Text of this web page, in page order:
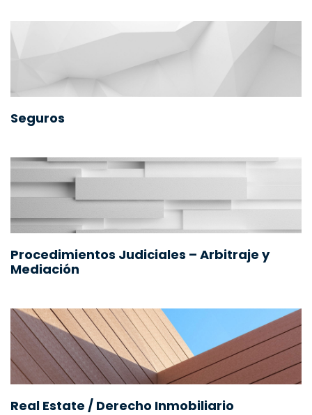
Seguros
Procedimientos Judiciales – Arbitraje y
Mediación
Real Estate / Derecho Inmobiliario